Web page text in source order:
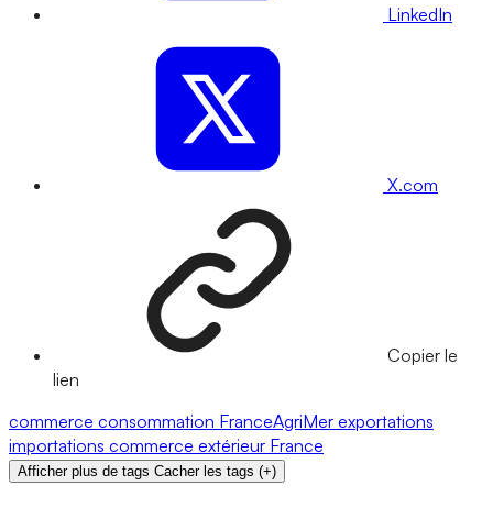
LinkedIn
X.com
Copier le
lien
commerce consommation FranceAgriMer exportations
importations commerce extérieur France
Afficher plus de tags Cacher les tags (+)